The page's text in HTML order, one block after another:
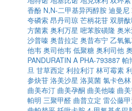
香酚 N,N-二甲基异丙醇胺 迪曼尼
夸磷索 昂丹司琼 芒柄花苷 双肼
方菌素 奥利万星 嘧苯胺磺隆 奥
沙普嗪 奥昔拉定 奥昔布宁 乙氧
他韦 奥司他韦 低聚糖 奥利司他
PANDURATIN A PHA-793887 帕
旦 甘草西定 利拉利汀 林可霉素
参炔苷 洛美沙星 洛莫菌 氯卡色林
曲美布汀 曲美孕酮 曲美他嗪 曲
帕明 三聚甲醛 曲普立定 雷公藤